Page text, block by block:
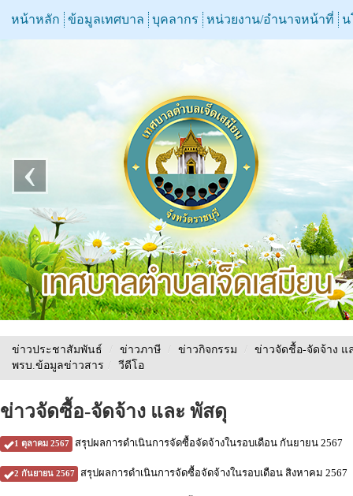
หน้าหลัก ข้อมูลเทศบาล บุคลากร หน่วยงาน/อำนาจหน้าที่ น
‹
ข่าวประชาสัมพันธ์ / ข่าวภาษี / ข่าวกิจกรรม / ข่าวจัดชื้อ-จัดจ้าง แ
พรบ.ข้อมูลข่าวสาร / วีดีโอ
ข่าวจัดซื้อ-จัดจ้าง และ พัสดุ
1 ตุลาคม 2567 สรุปผลการดำเนินการจัดซื้อจัดจ้างในรอบเดือน กันยายน 2567
2 กันยายน 2567 สรุปผลการดำเนินการจัดซื้อจัดจ้างในรอบเดือน สิงหาคม 2567